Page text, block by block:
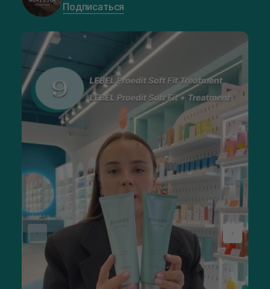
Подписаться